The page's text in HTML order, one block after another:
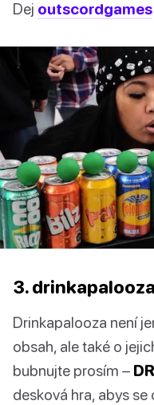
Dej outscordgames
3. drinkapalooza
Drinkapalooza není
obsah, ale také o
bubnujte prosím –
desková hra, abys se